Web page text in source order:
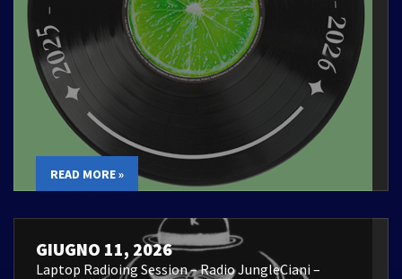
READ MORE »
GIUGNO 11, 2026
Laptop Radioing Session – Radio JungleCiani –